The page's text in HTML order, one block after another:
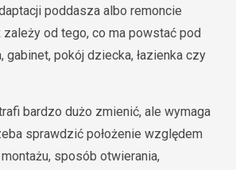
poddasza albo remoncie
zależy od tego, co ma powstać pod
gabinet, pokój dziecka, łazienka czy
bardzo dużo zmienić, ale wymaga
sprawdzić położenie względem
sposób otwierania,